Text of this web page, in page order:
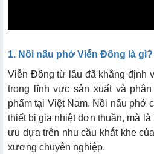
1. Nồi nấu phở Viễn Đông là gì?
Viễn Đông từ lâu đã khẳng định
trong lĩnh vực sản xuất và
phẩm tại Việt Nam. Nồi nấu phở
thiết bị gia nhiệt đơn thuần, mà
ưu dựa trên nhu cầu khắt khe
xương chuyên nghiệp.